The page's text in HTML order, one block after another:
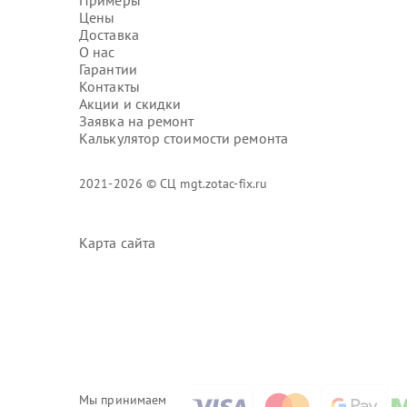
Цены
Доставка
О нас
Гарантии
Контакты
Акции и скидки
Заявка на ремонт
Калькулятор стоимости ремонта
2021-2026 © СЦ mgt.zotac-fix.ru
Карта сайта
Мы принимаем